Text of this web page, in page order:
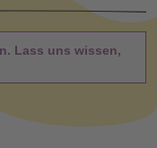
Lass uns wissen,